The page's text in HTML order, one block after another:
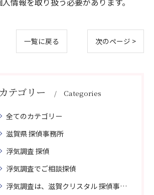
一覧に戻る 次のページ >
カテゴリー Categories
全てのカテゴリー
滋賀県 探偵事務所
浮気調査 探偵
浮気調査でご相談探偵
浮気調査は、滋賀クリスタル 探偵事務所はご相談